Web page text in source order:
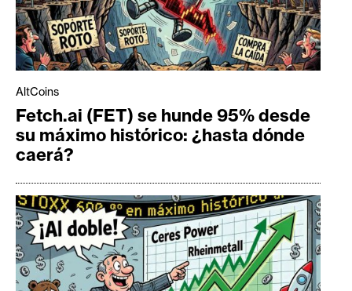
AltCoins
Fetch.ai (FET) se hunde 95% desde
su máximo histórico: ¿hasta dónde
caerá?